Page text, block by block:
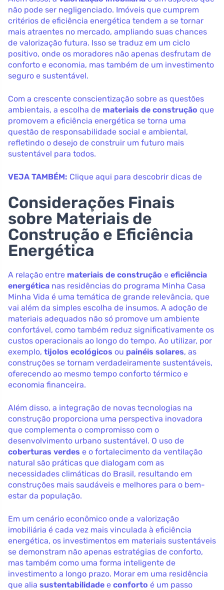
não pode ser negligenciado. Imóveis que cumprem
critérios de eficiência energética tendem a se tornar
mais atraentes no mercado, ampliando suas chances
de valorização futura. Isso se traduz em um ciclo
positivo, onde os moradores não apenas desfrutam de
conforto e economia, mas também de um investimento
seguro e sustentável.
Com a crescente conscientização sobre as questões
ambientais, a escolha de materiais de construção que
promovem a eficiência energética se torna uma
questão de responsabilidade social e ambiental,
refletindo o desejo de construir um futuro mais
sustentável para todos.
VEJA TAMBÉM: Clique aqui para descobrir dicas de
Considerações Finais
sobre Materiais de
Construção e Eficiência
Energética
A relação entre materiais de construção e eficiência
energética nas residências do programa Minha Casa
Minha Vida é uma temática de grande relevância, que
vai além da simples escolha de insumos. A adoção de
materiais adequados não só promove um ambiente
confortável, como também reduz significativamente os
custos operacionais ao longo do tempo. Ao utilizar, por
exemplo, tijolos ecológicos ou painéis solares, as
construções se tornam verdadeiramente sustentáveis,
oferecendo ao mesmo tempo conforto térmico e
economia financeira.
Além disso, a integração de novas tecnologias na
construção proporciona uma perspectiva inovadora
que complementa o compromisso com o
desenvolvimento urbano sustentável. O uso de
coberturas verdes e o fortalecimento da ventilação
natural são práticas que dialogam com as
necessidades climáticas do Brasil, resultando em
construções mais saudáveis e melhores para o bem-
estar da população.
Em um cenário econômico onde a valorização
imobiliária é cada vez mais vinculada à eficiência
energética, os investimentos em materiais sustentáveis
se demonstram não apenas estratégias de conforto,
mas também como uma forma inteligente de
investimento a longo prazo. Morar em uma residência
que alia sustentabilidade e conforto é um passo